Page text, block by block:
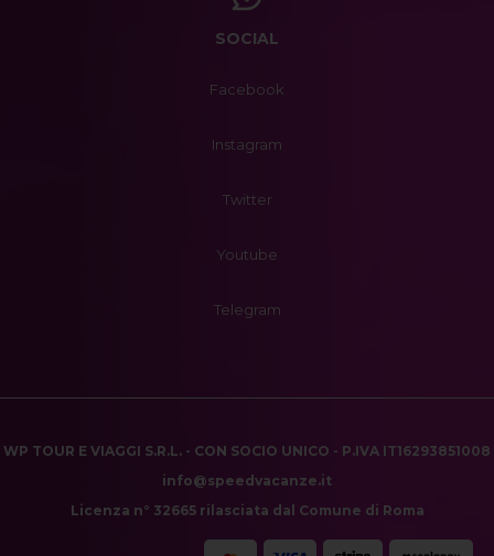
SOCIAL
Facebook
Instagram
Twitter
Youtube
Telegram
WP TOUR E VIAGGI S.R.L. - CON SOCIO UNICO - P.IVA IT16293851008
info@speedvacanze.it
Licenza n° 32665 rilasciata dal Comune di Roma